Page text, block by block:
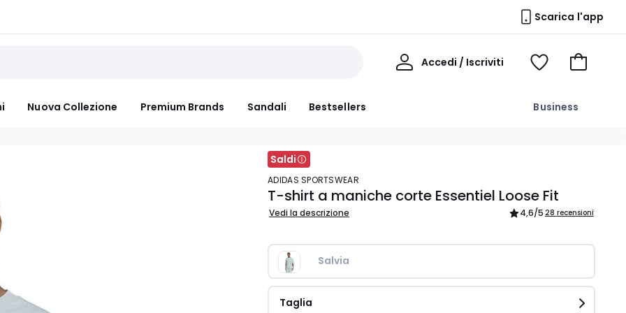
Scarica l'app
Nuova Collezione Premium Brands Sandali Bestsellers Business
Accedi / Iscriviti
Voir
Vai
Saldi
ADIDAS SPORTSWEAR
T-shirt a maniche corte Essentiel Loose Fit
Vedi la descrizione 4,6/5 28 recensioni
Salvia
Taglia